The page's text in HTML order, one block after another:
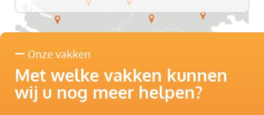
Onze vakken
Met welke vakken kunnen
wij u nog meer helpen?